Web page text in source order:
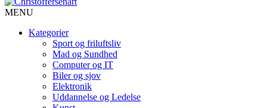
MENU
Kategorier
Sport og friluftsliv
Mad og Sundhed
Computer og IT
Biler og sjov
Elektronik
Uddannelse og Ledelse